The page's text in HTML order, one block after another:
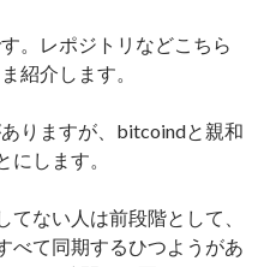
に
。レポジトリなどこちら
紹介します。
りますが、bitcoindと親和
します。
ない人は前段階として、
べて同期するひつようがあ